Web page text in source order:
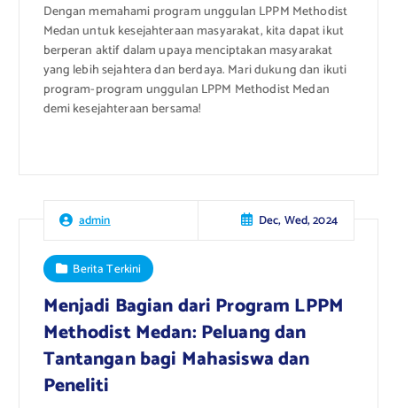
Dengan memahami program unggulan LPPM Methodist
Medan untuk kesejahteraan masyarakat, kita dapat ikut
berperan aktif dalam upaya menciptakan masyarakat
yang lebih sejahtera dan berdaya. Mari dukung dan ikuti
program-program unggulan LPPM Methodist Medan
demi kesejahteraan bersama!
admin Dec, Wed, 2024
Berita Terkini
Menjadi Bagian dari Program LPPM
Methodist Medan: Peluang dan
Tantangan bagi Mahasiswa dan
Peneliti